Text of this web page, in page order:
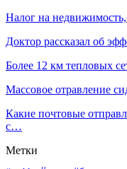
Налог на
Доктор рассказал об
Более 12 км тепловых
Массовое отравление
Какие почтовые
с…
Метки